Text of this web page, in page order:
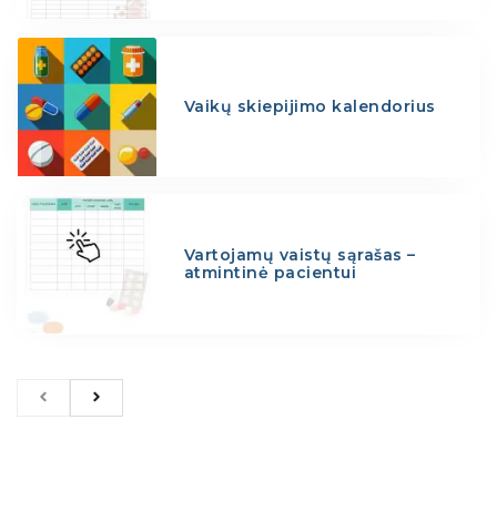
Vaikų skiepijimo kalendorius
Vartojamų vaistų sąrašas –
atmintinė pacientui